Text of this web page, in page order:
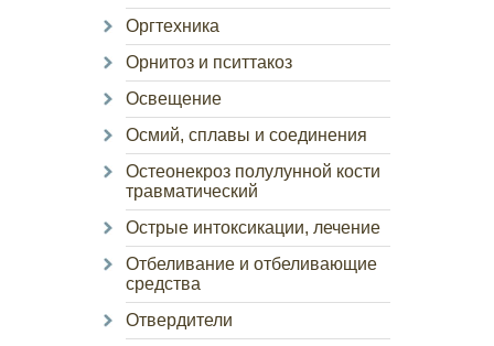
Оргтехника
Орнитоз и пситтакоз
Освещение
Осмий, сплавы и соединения
Остеонекроз полулунной кости
травматический
Острые интоксикации, лечение
Отбеливание и отбеливающие
средства
Отвердители